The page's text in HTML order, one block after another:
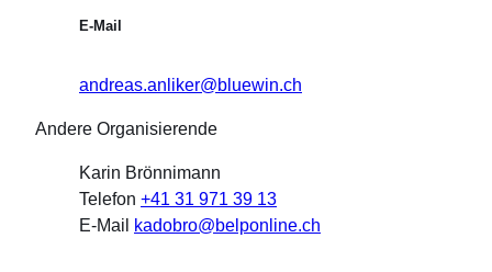
E-Mail
andreas.anliker@bluewin.ch
Andere Organisierende
Karin Brönnimann
Telefon +41 31 971 39 13
E-Mail
kadobro@belponline.ch